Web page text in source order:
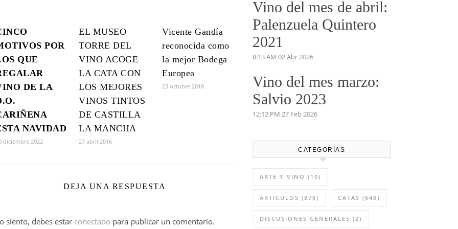
POR
QUE
DE LA
NAVIDAD
diciembre 2022
EL MUSEO
TORRE DEL
VINO ACOGE
LA CATA CON
LOS MEJORES
VINOS TINTOS
DE CASTILLA
LA MANCHA
27 abril 2016
Vicente Gandía
reconocida como
la mejor Bodega
Europea
23 octubre 2018
DEJA UNA RESPUESTA
siento, debes estar conectado para publicar un comentario.
Vino del mes de abril:
Palenzuela Quintero
2021
8:13 AM 02 Abr 2026
Vino del mes marzo:
Salvio 2023
12:12 PM 27 Feb 2026
CATEGORÍAS
ARTE Y VINO (10)
ARTICULOS (878) CATAS (648)
DISCUSIONES GENERALES (2)